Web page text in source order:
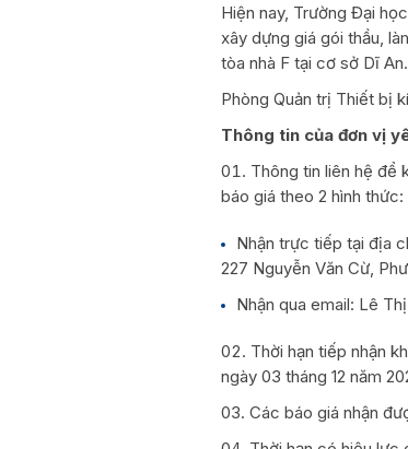
Hiện nay, Trường Đại
xây dựng giá gói thầu,
tòa nhà F tại cơ sở Dĩ An.
Phòng Quản trị Thiết bị
Thông tin của đơn vị
Thông tin liên hệ để
báo giá theo 2 hình thức:
Nhận trực tiếp tại địa
227 Nguyễn Văn Cừ,
Nhận qua email: Lê
Thời hạn tiếp nhận
ngày 03 tháng 12 năm
Các báo giá nhận